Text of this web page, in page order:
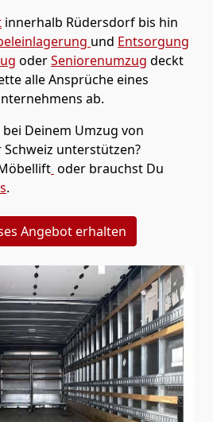
innerhalb Rüdersdorf bis hin
und Entsorgung
oderSeniorenumzug deckt
alle Ansprüche eines
ab.
Deinem Umzug von
unterstützen?
oder brauchst Du
.
Angebot erhalten